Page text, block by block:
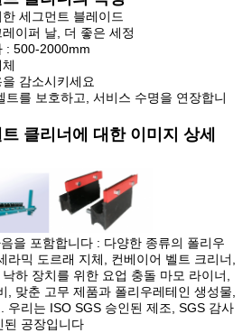
세그먼트 블레이드
이퍼 날, 더 좋은 세정
: 500-2000mm
감소시키세요
트를 보호하고, 서비스 수명을 연장합니
클리너에 대한 이미지 상세
을 포함합니다 : 다양한 종류의 폴리우
라믹 도르래 지체, 컨베이어 벨트 크리너,
하 장치를 위한 요업 충돌 마모 라이너,
, 맞춘 고무 제품과 폴리우레테인 생성물,
우리는 ISO SGS 승인된 제조, SGS 감사
된 공장입니다